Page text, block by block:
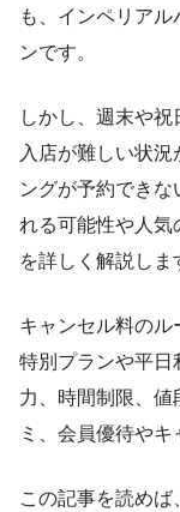
も、インペリア
ンです。
しかし、週末や
入店が難しい状
ングが予約でき
れる可能性や人気
を詳しく解説しま
キャンセル料のル
特別プランや平日
力、時間制限、値
ミ、会員優待やキ
この記事を読め